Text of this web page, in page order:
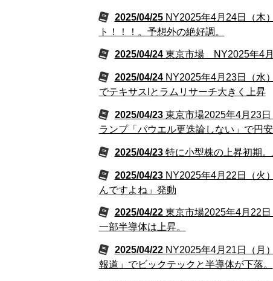
2025/04/25 NY2025年4月24日（木
ト！！！。予想外の絶好調。
2025/04/24 東京市場 NY2025年4
2025/04/24 NY2025年4月23日（水
でテキサスIとラムリサーチ大きく上昇
2025/04/23 東京市場2025年4月23
ランプ「パウエル更迭論しない」で円安
2025/04/23 特に小型株の上昇初期
2025/04/23 NY2025年4月22日（火
んですよね」発動
2025/04/22 東京市場2025年4月22
一部半導体は上昇。
2025/04/22 NY2025年4月21日（月
報道」でビックテックと半導体が下落。